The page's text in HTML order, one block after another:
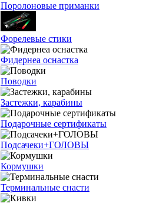
Поролоновые приманки
Форелевые стики
Фидернеа оснастка
Поводки
Застежки, карабины
Подарочные сертификаты
Подсачеки+ГОЛОВЫ
Кормушки
Терминальные снасти